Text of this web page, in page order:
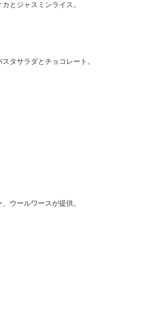
とジャスミンライス。
タサラダとチョコレート。
ウールワースが提供。